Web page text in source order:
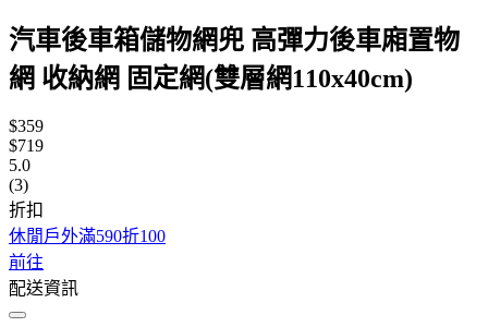
汽車後車箱儲物網兜 高彈力後車廂置物
網 收納網 固定網(雙層網110x40cm)
$359
$719
5.0
(3)
折扣
休閒戶外滿590折100
前往
配送資訊